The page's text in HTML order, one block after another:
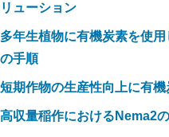
リューション
多年生植物に有機炭素を使
の手順
短期作物の生産性向上に有
高収量稲作におけるNema2